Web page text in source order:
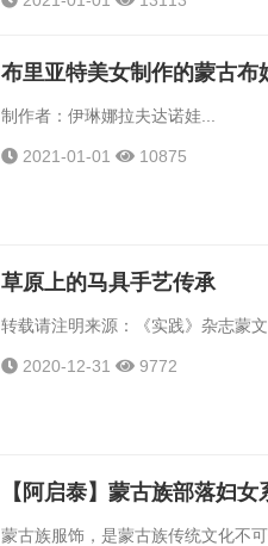
创业就业...
布里亚特美女制作的蒙古布
制作者：伊琳娜拉夫达诺娃...
2021-01-01 10875
草原上的马具手艺传承
转载请注明来源：《实践》杂志蒙文
2020-12-31 9772
【阿启泰】蒙古族部落妇
蒙古族服饰，是蒙古族传统文化不